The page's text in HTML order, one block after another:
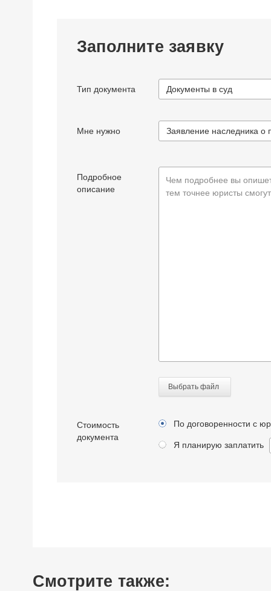
Заполните заявку
Тип документа Документы в суд
Мне нужно
Подробное
описание
Чем подробнее вы
тем точнее юристы
Выбрать файл
Стоимость
документа
По договоренности с
Я планирую заплатить
Смотрите также: